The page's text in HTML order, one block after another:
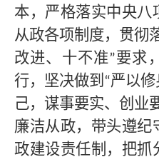
本，严格落实中央八
从政各项制度，贯彻
改进、十不准”要求
行，坚决做到 “严以
己，谋事要实、创业
廉洁从政，带头遵纪
政建设责任制，把抓